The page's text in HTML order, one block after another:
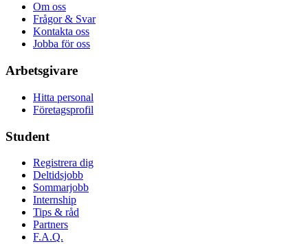
Om oss
Frågor & Svar
Kontakta oss
Jobba för oss
Arbetsgivare
Hitta personal
Företagsprofil
Student
Registrera dig
Deltidsjobb
Sommarjobb
Internship
Tips & råd
Partners
F.A.Q.